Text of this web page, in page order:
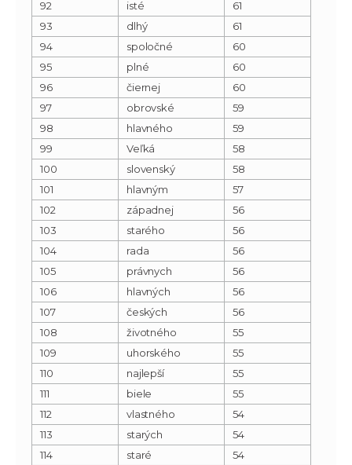
92 isté
61
93
dlhý
61
94
spoločné
60
95
plné
60
96
čiernej
60
97
obrovské
59
98
hlavného
59
99
Veľká
58
100
slovenský
58
101
hlavným
57
102
západnej
56
103
starého
56
104
rada
56
105
právnych
56
106
hlavných
56
107
českých
56
108
životného
55
109
uhorského
55
110
najlepší
55
111
biele
55
112
vlastného
54
113
starých
54
114
staré
54